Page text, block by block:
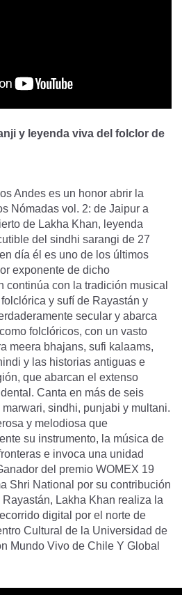
y leyenda viva del folclor de
Andes es un honor abrir la
Nómadas vol. 2: de Jaipur a
de Lakha Khan, leyenda
del sindhi sarangi de 27
día él es uno de los últimos
exponente de dicho
continúa con la tradición musical
y sufí de Rayastán y
secular y abarca
folclóricos, con un vasto
meera bhajans, sufi kalaams,
y las historias antiguas e
que abarcan el extenso
Canta en más de seis
sindhi, punjabi y multani.
y melodiosa que
su instrumento, la música de
e invoca una unidad
del premio WOMEX 19
Shri National por su contribución
Lakha Khan realiza la
digital por el norte de
Cultural de la Universidad de
Mundo Vivo de Chile Y Global